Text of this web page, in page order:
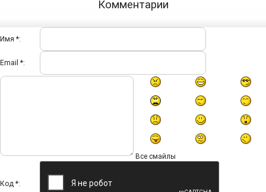
Комментарии
Имя *:
Email *:
Все смайлы
Код *: